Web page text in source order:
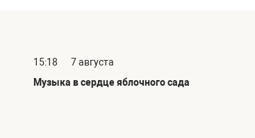
15:18
7 августа
Музыка в сердце яблочного сада